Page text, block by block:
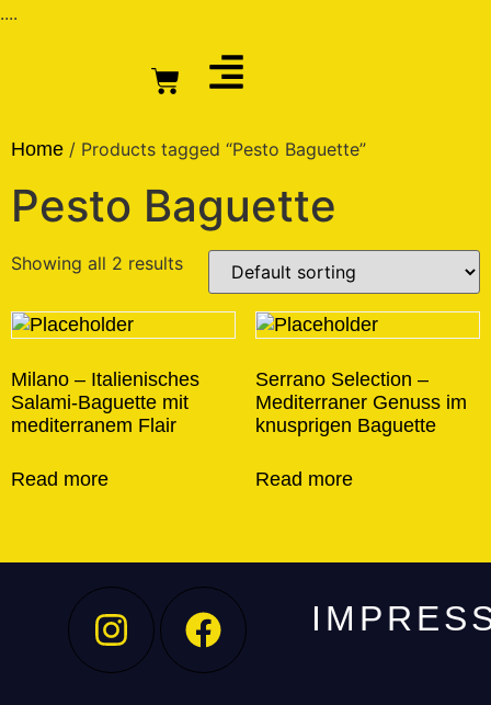
....
Home / Products tagged “Pesto Baguette”
Pesto Baguette
Showing all 2 results
Milano – Italienisches
Salami-Baguette mit
mediterranem Flair
Read more
Serrano Selection –
Mediterraner Genuss im
knusprigen Baguette
Read more